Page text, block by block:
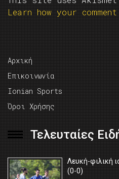
Learn how your
Αρχική
Επικοινωνία
Ionian Sports
Όροι Χρήσης
Τελευταίες
Λευκή-φιλική
(0-0)